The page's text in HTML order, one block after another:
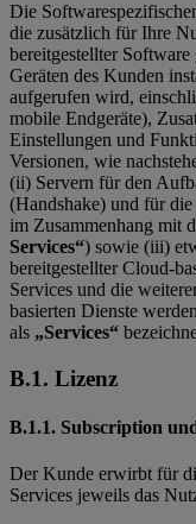
Die
die zusätzlich für Ihre
bereitgestellter
Geräten des Kunden
aufgerufen wird,
mobile Endgeräte),
Einstellungen und
Versionen, wie
(ii) Servern für den
(Handshake) und für
im Zusammenhang mit
Services“) sowie (iii)
bereitgestellter Cloud-
Services und die
basierten Dienste
als „Services“
B.1. Lizenz
B.1.1. Subscription
Der Kunde erwirbt für
Services jeweils das